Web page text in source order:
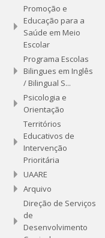
Promoção e
Educação para a
Saúde em Meio
Escolar
Programa Escolas
Bilingues em Inglês
/ Bilingual S...
Psicologia e
Orientação
Territórios
Educativos de
Intervenção
Prioritária
UAARE
Arquivo
Direção de Serviços
de
Desenvolvimento